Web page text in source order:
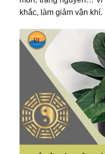
khắc, làm giảm vận khí.